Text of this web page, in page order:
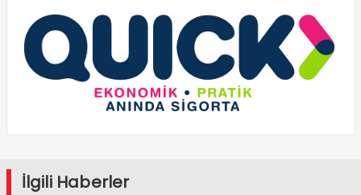
İlgili Haberler